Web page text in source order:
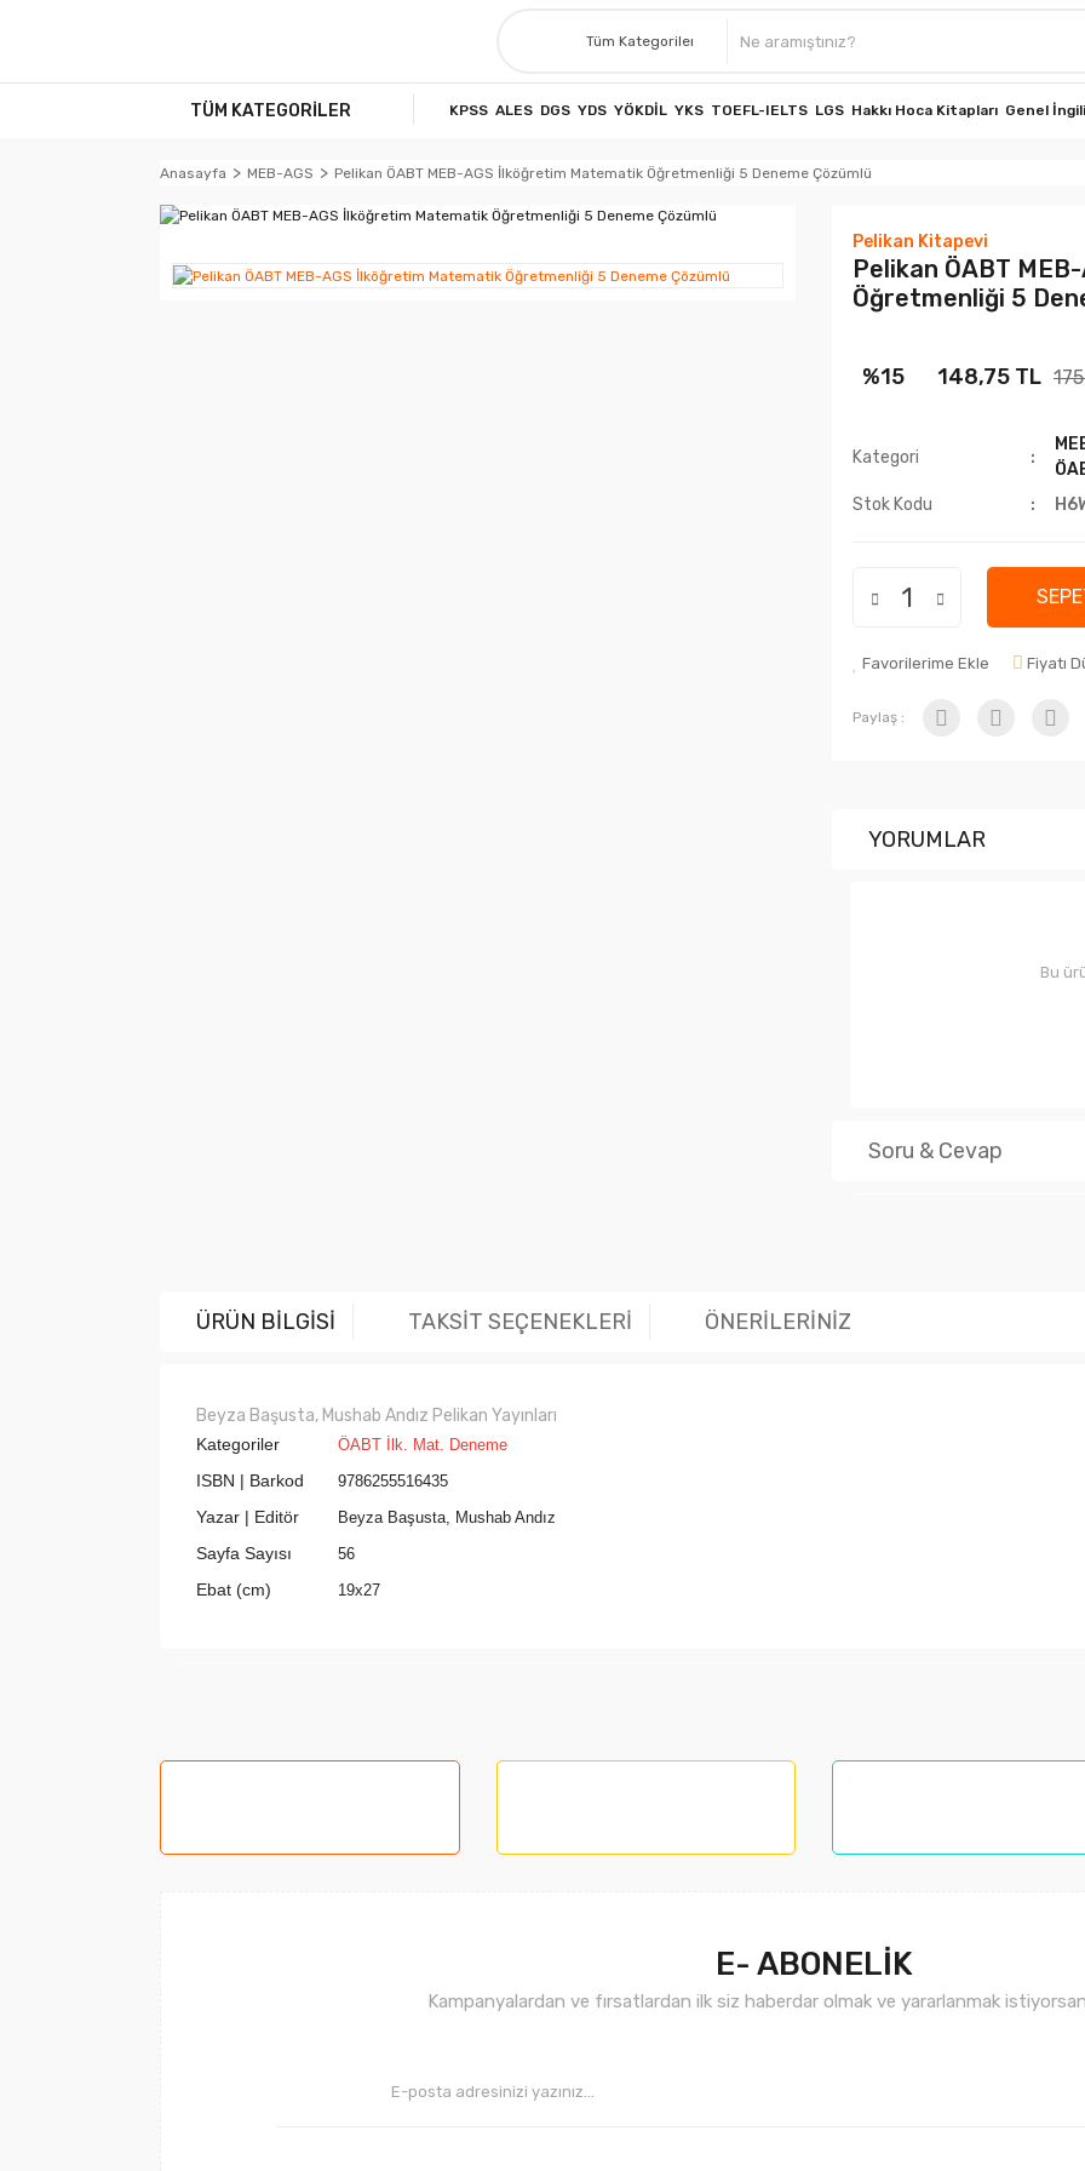
TÜM KATEGORİLER KPSS ALES DGS YDS YÖKDİL YKS TOEFL-IELTS LGS Hakkı Hoca Kitapları Genel
Anasayfa MEB-AGS Pelikan ÖABT MEB-AGS İlköğretim Matematik Öğretmenliği 5 Deneme Çözümlü
Pelikan Kitapevi
Pelikan ÖABT
Öğretmenliği 5
%15 148,75 TL
Kategori
Stok Kodu
Favorilerime Ekle Fiyatı
Paylaş :
YORUMLAR
Bu
Soru & Cevap
ÜRÜN BİLGİSİ TAKSİT SEÇENEKLERİ ÖNERİLERİNİZ
Beyza Başusta, Mushab Andız Pelikan Yayınları
Kategoriler ÖABT İlk. Mat. Deneme
ISBN | Barkod 9786255516435
Yazar | Editör Beyza Başusta, Mushab Andız
Sayfa Sayısı 56
Ebat (cm) 19x27
Ürün açıklamasında eksik bilgiler bulunuyor.
E- ABONELİK
Kampanyalardan ve fırsatlardan ilk siz haberdar olmak ve yararlanmak